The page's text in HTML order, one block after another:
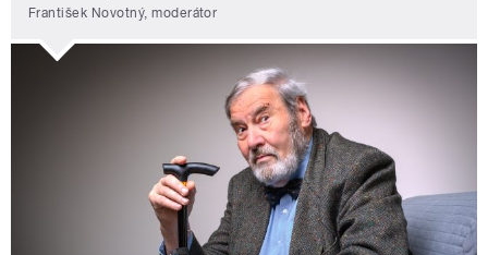
František Novotný, moderátor